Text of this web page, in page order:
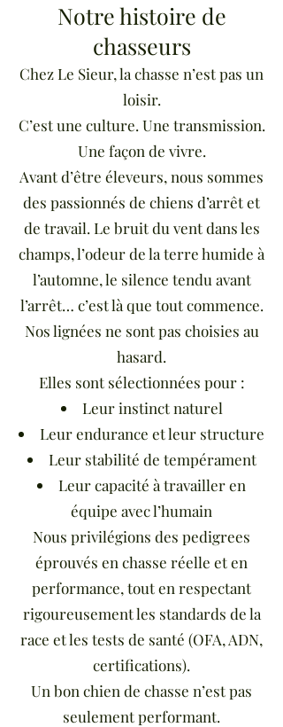
Notre histoire de
chasseurs
Chez Le Sieur, la chasse n’est pas un
loisir.
C’est une culture. Une transmission.
Une façon de vivre.
Avant d’être éleveurs, nous sommes
des passionnés de chiens d’arrêt et
de travail. Le bruit du vent dans les
champs, l’odeur de la terre humide à
l’automne, le silence tendu avant
l’arrêt… c’est là que tout commence.
Nos lignées ne sont pas choisies au
hasard.
Elles sont sélectionnées pour :
Leur instinct naturel
Leur endurance et leur structure
Leur stabilité de tempérament
Leur capacité à travailler en
équipe avec l’humain
Nous privilégions des pedigrees
éprouvés en chasse réelle et en
performance, tout en respectant
rigoureusement les standards de la
race et les tests de santé (OFA, ADN,
certifications).
Un bon chien de chasse n’est pas
seulement performant.